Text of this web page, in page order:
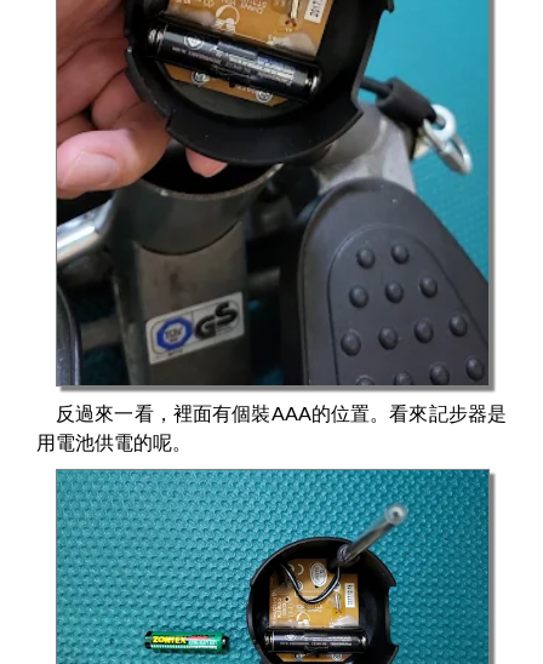
反過來一看，裡面有個裝AAA的位置。看來記步器是
用電池供電的呢。